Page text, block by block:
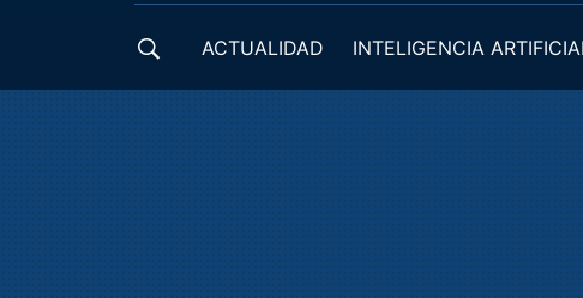
ACTUALIDAD INTELIGENCIA